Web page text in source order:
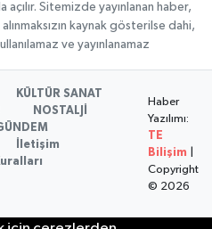
Sitemizde yayınlanan haber,
kaynak gösterilse dahi,
ve yayınlanamaz
KÜLTÜR SANAT
NOSTALJİ
İletişim
Haber
Yazılımı:
TE
Bilişim
Copyright
© 2026